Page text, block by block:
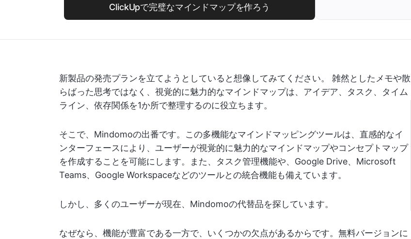
ClickUpで完璧なマインドマップを作ろう
新製品の発売プランを立てようとしていると想像してみてください。 雑然としたメモや散
らばった思考ではなく、視覚的に魅力的なマインドマップは、アイデア、タスク、タイム
ライン、依存関係を1か所で整理するのに役立ちます。
そこで、Mindomoの出番です。この多機能なマインドマッピングツールは、直感的なイ
ンターフェースにより、ユーザーが視覚的に魅力的なマインドマップやコンセプトマップ
を作成することを可能にします。また、タスク管理機能や、Google Drive、Microsoft
Teams、Google Workspaceなどのツールとの統合機能も備えています。
しかし、多くのユーザーが現在、Mindomoの代替品を探しています。
なぜなら、機能が豊富である一方で、いくつかの欠点があるからです。無料バージョンに